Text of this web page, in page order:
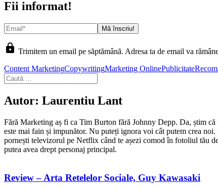
Fii informat!
lock Trimitem un email pe săptămână. Adresa ta de email va
Content MarketingCopywritingMarketing OnlinePublicitate
Autor: Laurentiu Lant
Fără Marketing aș fi ca Tim Burton fără Johnny Depp. Da, știm
este mai fain și impunător. Nu puteți ignora voi cât putem crea
pornești televizorul pe Netflix când te așezi comod în fotoliul tău
putea avea drept personaj principal.
Review – Arta Retelelor Sociale, Guy Kawasaki